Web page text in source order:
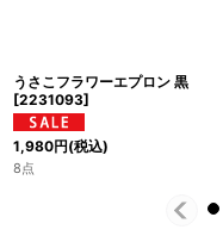
うさこフラワーエプロン 黒
[2231093]
1,980円(税込)
8点